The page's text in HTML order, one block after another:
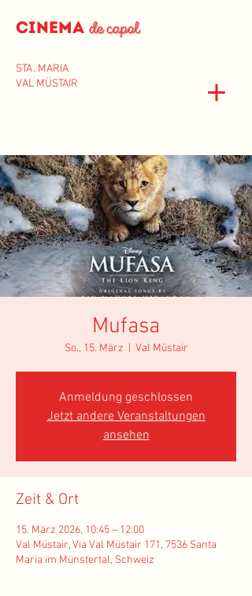
Cinema de capol
STA. MARIA
VAL MÜSTAIR
Mufasa
So., 15. März Val Müstair
Anmeldung geschlossen
Jetzt andere Veranstaltungen
ansehen
Zeit & Ort
15. März 2026, 10:45 – 12:00
Val Müstair, Via Val Müstair 171, 7536 Santa
Maria im Münstertal, Schweiz